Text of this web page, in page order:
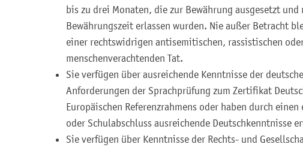
bis zu drei Monaten, die zur Bewährung ausgesetzt und
Bewährungszeit erlassen wurden. Nie außer Betracht
einer rechtswidrigen antisemitischen, rassistischen
menschenverachtenden Tat.
Sie verfügen über ausreichende Kenntnisse der
Anforderungen der Sprachprüfung zum Zertifikat
Europäischen Referenzrahmens oder haben durch
oder Schulabschluss ausreichende Deutschkenntnisse
Sie verfügen über Kenntnisse der Rechts- und